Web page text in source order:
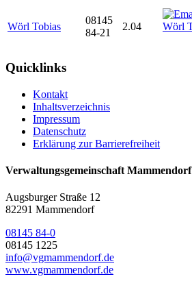
Wörl Tobias
08145
84-21
2.04
Quicklinks
Kontakt
Inhaltsverzeichnis
Impressum
Datenschutz
Erklärung zur Barrierefreiheit
Verwaltungsgemeinschaft Mammendorf
Augsburger Straße 12
82291 Mammendorf
08145 84-0
08145 1225
info@vgmammendorf.de
www.vgmammendorf.de